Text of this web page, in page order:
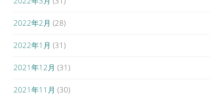
2022年2月 (28)
2022年1月 (31)
2021年12月 (31)
2021年11月 (30)